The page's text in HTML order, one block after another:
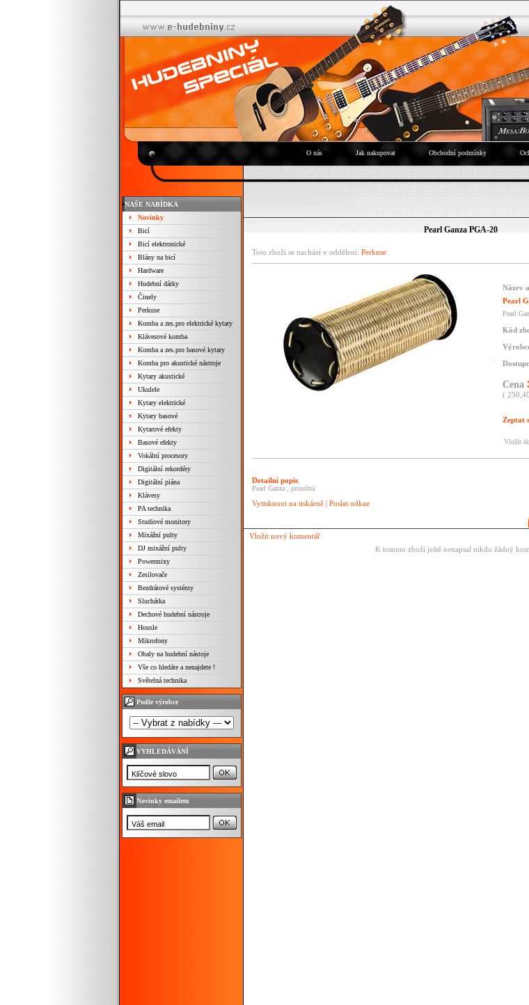
O nás Jak nakupovat Obchodní podmínky
NAŠE NABÍDKA
Novinky
Bicí
Bicí elektronické
Blány na bicí
Hardware
Hudební dárky
Činely
Perkuse
Komba a zes.pro elektrické kytary
Klávesové komba
Komba a zes.pro basové kytary
Komba pro akustické nástroje
Kytary akustické
Ukulele
Kytary elektrické
Kytary basové
Kytarové efekty
Basové efekty
Vokální procesory
Digitální rekordéry
Digitální piána
Klávesy
PA technika
Studiové monitory
Mixážní pulty
DJ mixážní pulty
Powermixy
Zesilovače
Bezdrátové systémy
Sluchátka
Dechové hudební nástroje
Housle
Mikrofony
Obaly na hudební nástoje
Vše co hledáte a nenajdete !
Světelná technika
Podle výrobce
VYHLEDÁVÁNÍ
Novinky emailem
Pearl Ganza PGA-20
Toto zboží se nachází v oddělení: Perkuse
Název
Pearl
Pearl
Kód
Cena
(
Zeptat
Vložit
Detailní popis
Pearl Ganza , proutěná
Vytisknout na tiskárně | Poslat odkaz
Vložit nový komentář
K tomuto zboží ještě nenapsal nikdo žádný